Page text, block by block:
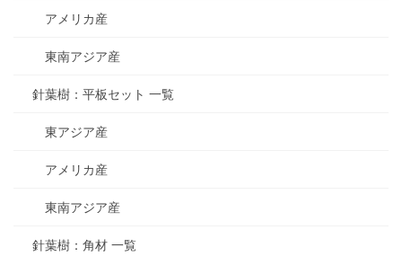
アメリカ産
東南アジア産
針葉樹：平板セット 一覧
東アジア産
アメリカ産
東南アジア産
針葉樹：角材 一覧